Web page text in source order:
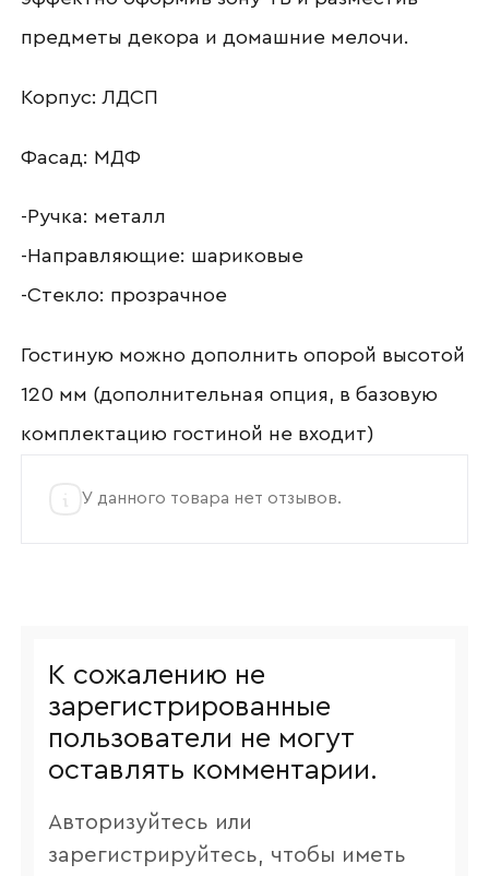
предметы декора и домашние мелочи.
Корпус: ЛДСП
Фасад: МДФ
-Ручка: металл
-Направляющие: шариковые
-Стекло: прозрачное
Гостиную можно дополнить опорой высотой
120 мм (дополнительная опция, в базовую
комплектацию гостиной не входит)
У данного товара нет отзывов.
К сожалению не
зарегистрированные
пользователи не могут
оставлять комментарии.
Авторизуйтесь или
зарегистрируйтесь, чтобы иметь